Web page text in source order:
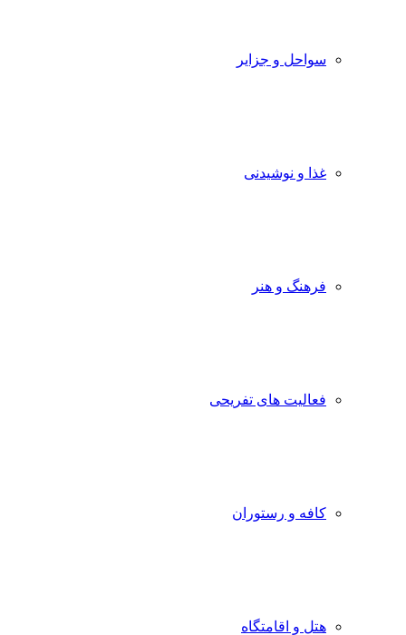
سواحل و جزایر
غذا و نوشیدنی
فرهنگ و هنر
فعالیت های تفریحی
کافه و رستوران
هتل و اقامتگاه